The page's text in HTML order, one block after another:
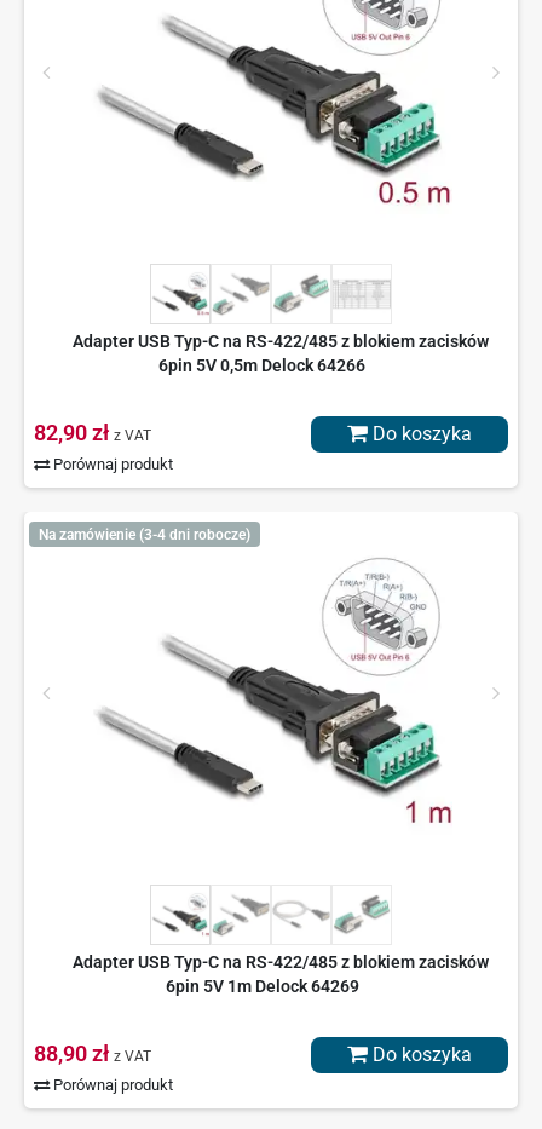
Adapter USB Typ-C na RS-422/485 z blokiem zacisków
6pin 5V 0,5m Delock 64266
82,90 zł z VAT
Porównaj produkt
Do koszyka
Na zamówienie (3-4 dni robocze)
Adapter USB Typ-C na RS-422/485 z blokiem zacisków
6pin 5V 1m Delock 64269
88,90 zł z VAT
Porównaj produkt
Do koszyka